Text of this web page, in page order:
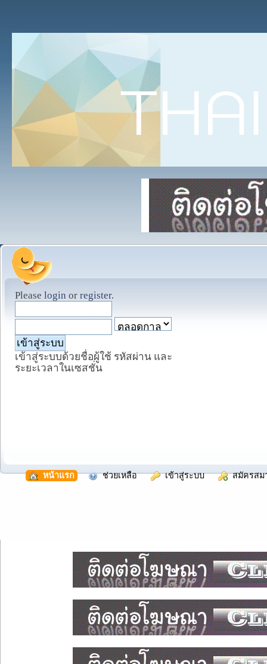
Please login or register.
เข้าสู่ระบบด้วยชื่อผู้ใช้ รหัสผ่าน และ
ระยะเวลาในเซสชั่น
หน้าแรก ช่วยเหลือ เข้าสู่ระบบ สมัครสม